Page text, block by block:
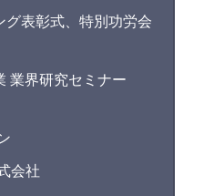
表彰式、特別功労会
業界研究セミナー
会社